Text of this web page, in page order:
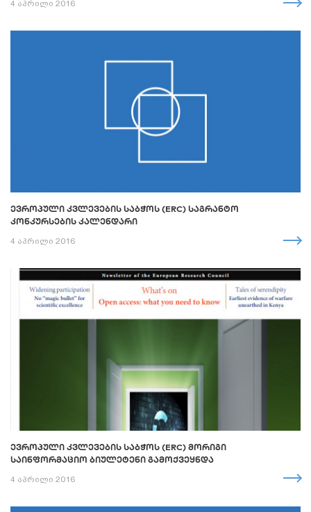
4 აპრილი 2016
ᲔᲕᲠᲝᲞᲣᲚᲘ ᲙᲕᲚᲔᲕᲔᲑᲘᲡ ᲡᲐᲑᲭᲝᲡ (ERC) ᲡᲐᲒᲠᲐᲜᲢᲝ
ᲙᲝᲜᲙᲣᲠᲡᲔᲑᲘᲡ ᲙᲐᲚᲔᲜᲓᲐᲠᲘ
4 აპრილი 2016
ᲔᲕᲠᲝᲞᲣᲚᲘ ᲙᲕᲚᲔᲕᲔᲑᲘᲡ ᲡᲐᲑᲭᲝᲡ (ERC) ᲛᲝᲠᲘᲒᲘ
ᲡᲐᲘᲜᲤᲝᲠᲛᲐᲪᲘᲝ ᲑᲘᲣᲚᲔᲢᲔᲜᲘ ᲒᲐᲛᲝᲥᲕᲔᲧᲜᲓᲐ
4 აპრილი 2016